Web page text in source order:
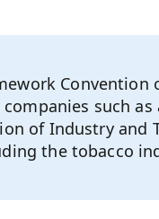
such
of Industry and
the tobacco